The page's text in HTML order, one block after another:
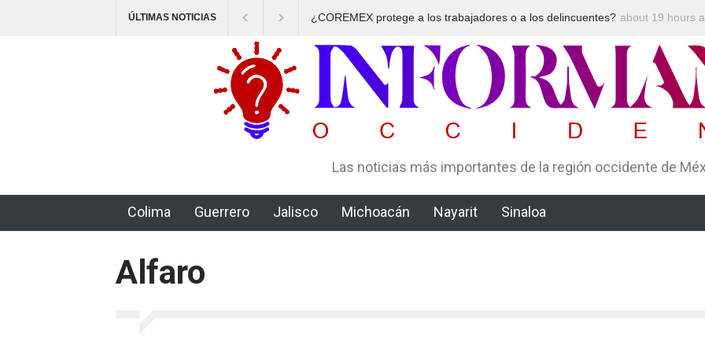
ÚLTIMAS NOTICIAS ¿COREMEX protege a los trabajadores o a los delincuentes?
El CJNG aventaja al
about 19 hours
Las noticias más importantes de la región occidente de
Colima Guerrero Jalisco Michoacán Nayarit Sinaloa
Alfaro